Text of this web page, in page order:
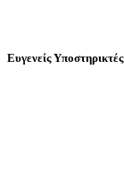
Ευγενείς Υποστηρικτές